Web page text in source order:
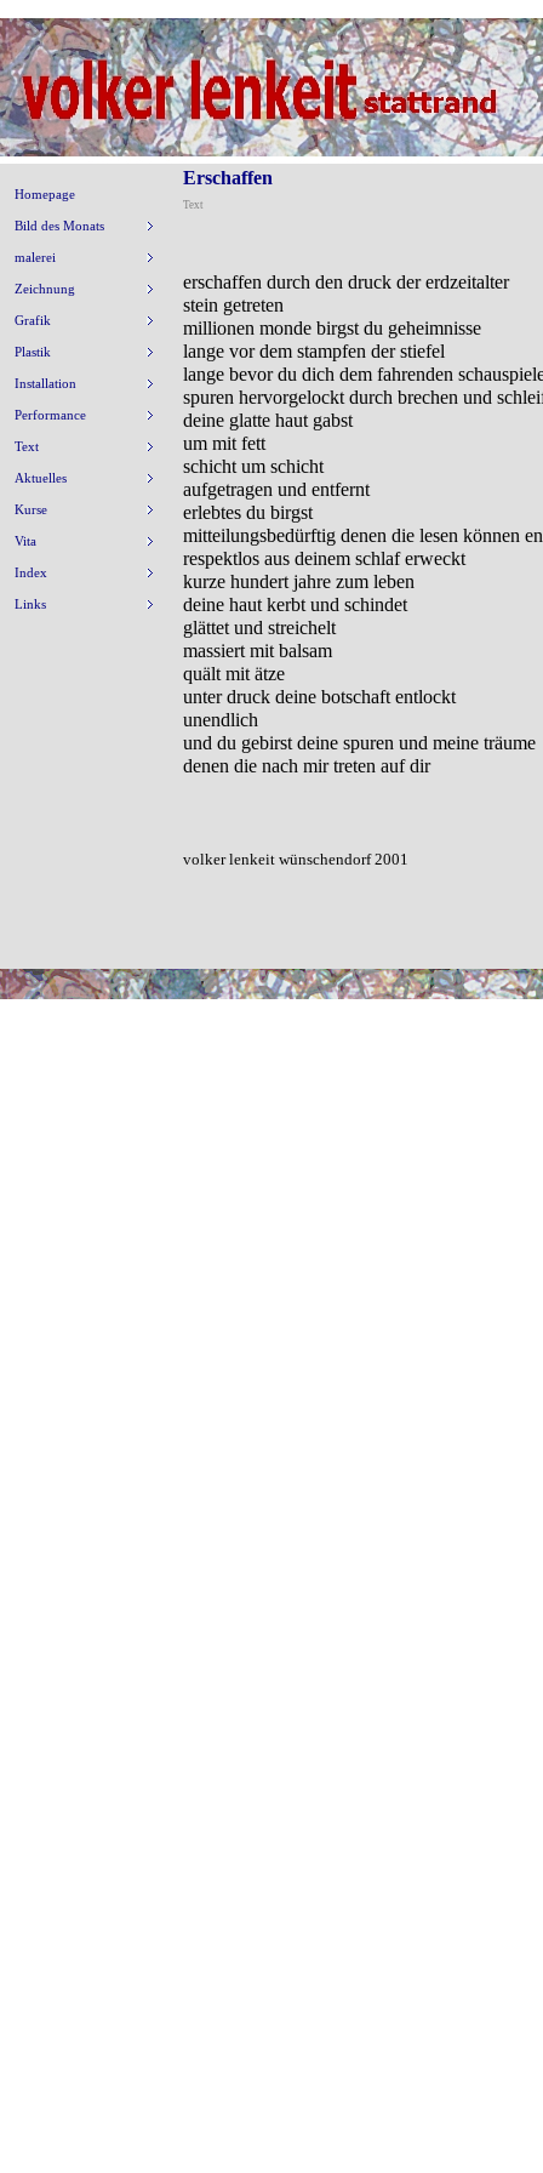
Homepage
Bild des Monats
malerei
Zeichnung
Grafik
Plastik
Installation
Performance
Text
Aktuelles
Kurse
Vita
Index
Links
Erschaffen
Text
erschaffen durch den druck der erdzeitalter
stein getreten
millionen monde birgst du geheimnisse
lange vor dem stampfen der stiefel
lange bevor du dich dem fahrenden
spuren hervorgelockt durch brechen und
deine glatte haut gabst
um mit fett
schicht um schicht
aufgetragen und entfernt
erlebtes du birgst
mitteilungsbedürftig denen die lesen können
respektlos aus deinem schlaf erweckt
kurze hundert jahre zum leben
deine haut kerbt und schindet
glättet und streichelt
massiert mit balsam
quält mit ätze
unter druck deine botschaft entlockt
unendlich
und du gebirst deine spuren und meine träume
denen die nach mir treten auf dir
volker lenkeit wünschendorf 2001